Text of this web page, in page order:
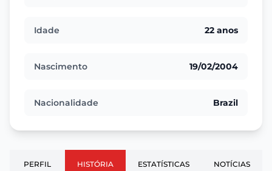
Idade 22 anos
Nascimento 19/02/2004
Nacionalidade Brazil
PERFIL HISTÓRIA ESTATÍSTICAS NOTÍCIAS